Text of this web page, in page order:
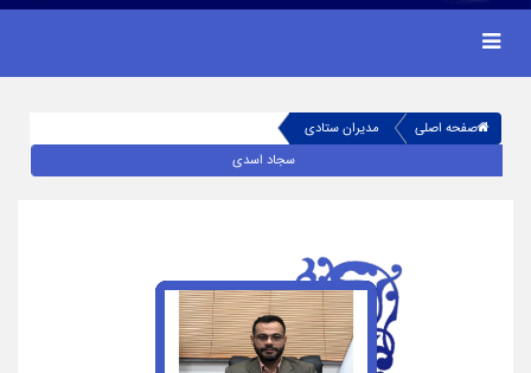
صفحه اصلی
مدیران ستادی
سجاد اسدی